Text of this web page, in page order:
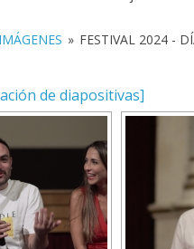
» FESTIVAL 2024 -
de diapositivas]